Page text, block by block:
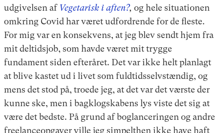
udgivelsen af Vegetarisk i aften?, og hele situationen
omkring Covid har været udfordrende for de fleste.
For mig var en konsekvens, at jeg blev sendt hjem fra
mit deltidsjob, som havde været mit trygge
fundament siden efteråret. Det var ikke helt planlagt
at blive kastet ud i livet som fuldtidsselvstændig, og
mens det stod på, troede jeg, at det var det værste der
kunne ske, men i bagklogskabens lys viste det sig at
være det bedste. På grund af boglanceringen og andre
freelanceopgaver ville jeg simpelthen ikke have haft